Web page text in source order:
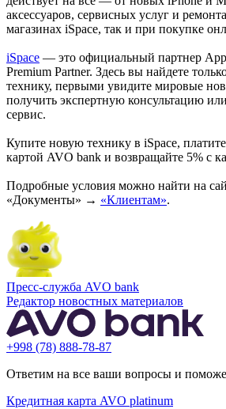
аксессуаров, сервисных услуг и
магазинах iSpace, так и при покупке
iSpace — это официальный партнер
Premium Partner. Здесь вы найдете
технику, первыми увидите мировые
получить экспертную консультацию
сервис.
Купите новую технику в iSpace,
картой AVO bank и возвращайте 5% с
Подробные условия можно найти на
«Документы» → «Клиентам».
Пресс-служба AVO bank
Редактор новостных материалов
+998 (78) 888-78-87
Ответим на все ваши вопросы и
Кредитная карта AVO platinum